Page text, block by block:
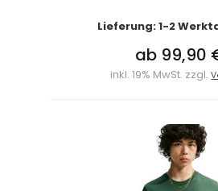
Lieferung: 1-2
ab 99,90
inkl. 19% MwSt. zzgl.